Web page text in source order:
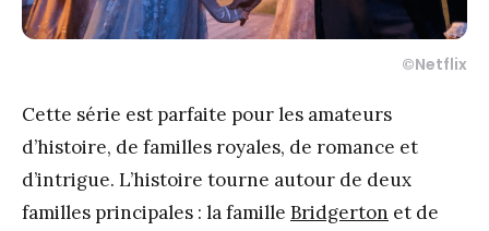
©Netflix
Cette série est parfaite pour les amateurs
d’histoire, de familles royales, de romance et
d’intrigue. L’histoire tourne autour de deux
familles principales : la famille Bridgerton et de